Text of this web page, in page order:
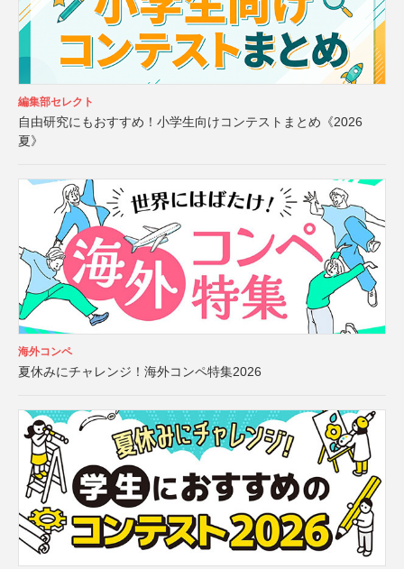
編集部セレクト
自由研究にもおすすめ！小学生向けコンテストまとめ《2026
夏》
海外コンペ
夏休みにチャレンジ！海外コンペ特集2026